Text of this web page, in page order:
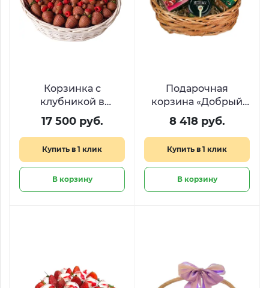
Корзинка с
клубникой в
шоколаде и
свежими ягодами
«Шоколадная вуаль»
17 500 руб.
Купить в 1 клик
В корзину
Подарочная
корзина «Добрый
вечер»
8 418 руб.
Купить в 1 клик
В корзину